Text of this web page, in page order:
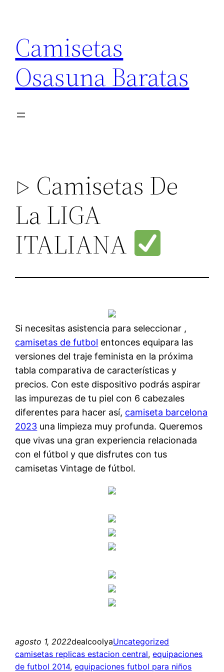
contenido
Camisetas
Osasuna Baratas
▷ Camisetas De
La LIGA
ITALIANA
Si necesitas asistencia para seleccionar ,
camisetas de futbol entonces equipara las
versiones del traje feminista en la próxima
tabla comparativa de características y
precios. Con este dispositivo podrás aspirar
las impurezas de tu piel con 6 cabezales
diferentes para hacer así, camiseta barcelona
2023 una limpieza muy profunda. Queremos
que vivas una gran experiencia relacionada
con el fútbol y que disfrutes con tus
camisetas Vintage de fútbol.
agosto 1, 2022dealcoolyaUncategorized
camisetas replicas estacion central, equipaciones
de futbol 2014, equipaciones futbol para niños